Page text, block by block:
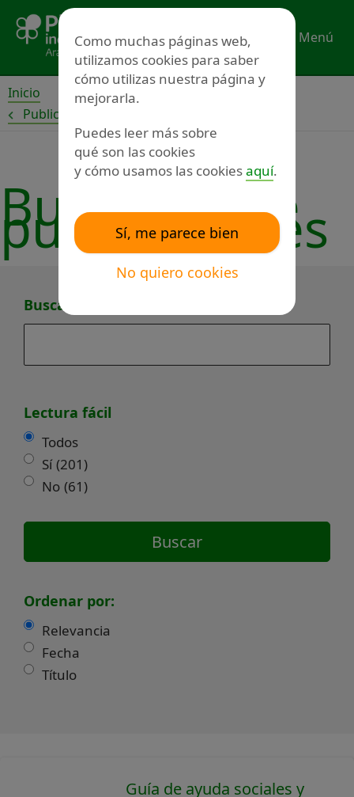
contenido
Menú
Inicio
Publicaciones
Buscador de
publicaciones
Buscar por título o tema
publicación
Lectura fácil
Todos
Sí (201)
No (61)
Ordenar por:
Relevancia
Fecha
Título
Guía de ayuda sociales y
Como muchas páginas web,
utilizamos cookies para saber
cómo utilizas nuestra página y
mejorarla.
Puedes leer más sobre
qué son las cookies
y cómo usamos las cookiesaquí.
Sí, me parece bien
No quiero cookies